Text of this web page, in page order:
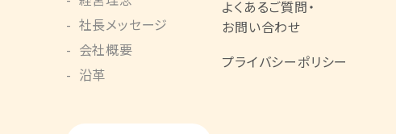
社長メッセージ
会社概要
沿革
よくあるご質問・
お問い合わせ
プライバシーポリシー